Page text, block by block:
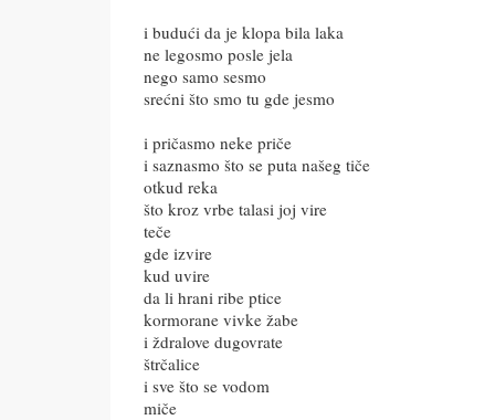
i budući da je klopa bila laka
ne legosmo posle jela
nego samo sesmo
srećni što smo tu gde jesmo
i pričasmo neke priče
i saznasmo što se puta našeg tiče
otkud reka
što kroz vrbe talasi joj vire
teče
gde izvire
kud uvire
da li hrani ribe ptice
kormorane vivke žabe
i ždralove dugovrate
štrčalice
i sve što se vodom
miče